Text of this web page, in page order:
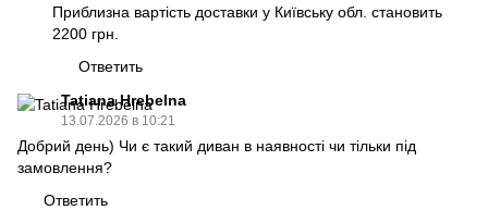
Приблизна вартість доставки у Київську обл. становить
2200 грн.
Ответить
Tatiana Hrebelna
13.07.2026 в 10:21
Добрий день) Чи є такий диван в наявності чи тільки під
замовлення?
Ответить